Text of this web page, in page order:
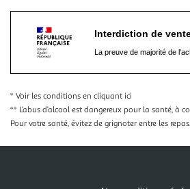
Interdiction de
La preuve de majorité de
* Voir les conditions en cliquant ici
** L’abus d’alcool est dangereux pour la santé, à
Pour votre santé, évitez de grignoter entre les repas.